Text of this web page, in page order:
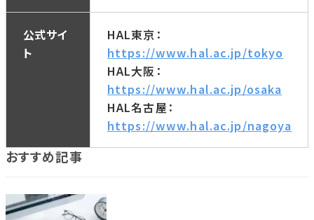
公式サイ
ト
HAL東京：
https://www.hal.ac.jp/tokyo
HAL大阪：
https://www.hal.ac.jp/osaka
HAL名古屋：
https://www.hal.ac.jp/nagoya
おすすめ記事